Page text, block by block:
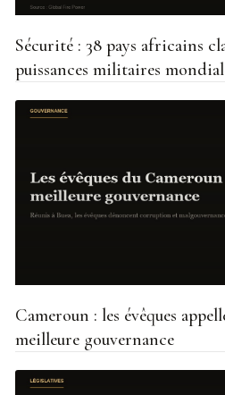
Sécurité : 38 pays africains
puissances militaires
Cameroun : les évêques
meilleure gouvernance